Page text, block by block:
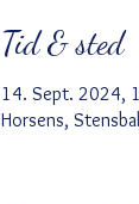
Tid & sted
14. Sept. 2024,
Horsens,